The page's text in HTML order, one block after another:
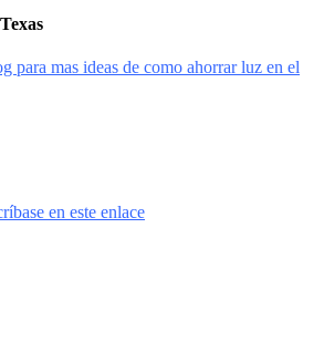
para mas ideas de como ahorrar luz en el
en este enlace